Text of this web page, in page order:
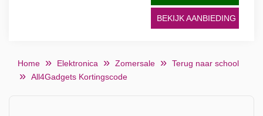
BEKIJK AANBIEDING
Home Elektronica Zomersale
Terug naar school
All4Gadgets Kortingscode